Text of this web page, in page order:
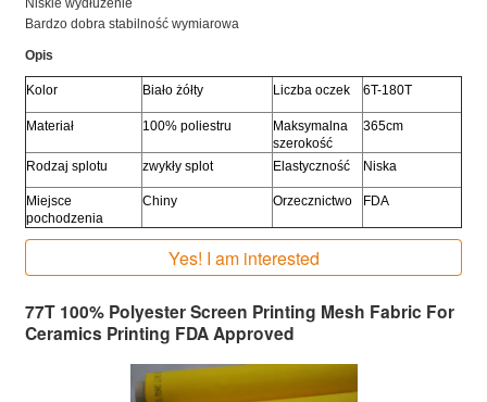
Niskie wydłużenie
Bardzo dobra stabilność wymiarowa
Opis
Kolor Biało żółty Liczba oczek 6T-180T
Materiał 100% poliestru
Maksymalna
szerokość
365cm
Rodzaj splotu zwykły splot Elastyczność Niska
Miejsce
pochodzenia
Chiny Orzecznictwo FDA
Yes! I am interested
77T 100% Polyester Screen Printing Mesh Fabric For
Ceramics Printing FDA Approved